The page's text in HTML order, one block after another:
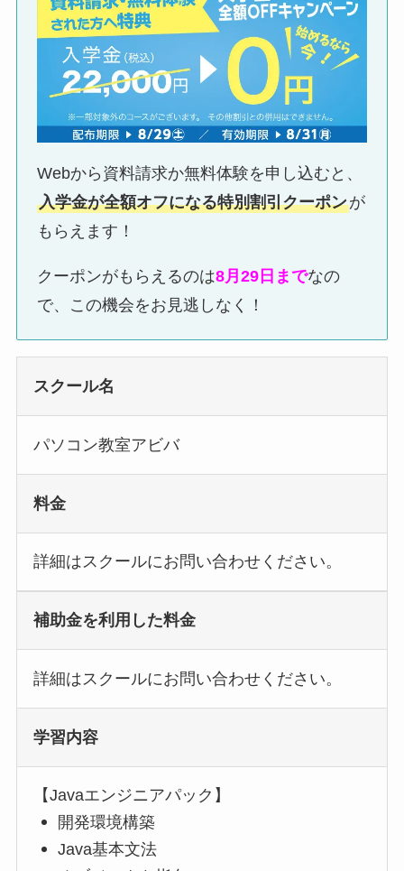
Webから資料請求か無料体験を申し込むと、
入学金が全額オフになる特別割引クーポンが
もらえます！
クーポンがもらえるのは8月29日までなの
で、この機会をお見逃しなく！
スクール名
パソコン教室アビバ
料金
詳細はスクールにお問い合わせください。
補助金を利用した料金
詳細はスクールにお問い合わせください。
学習内容
【Javaエンジニアパック】
開発環境構築
Java基本文法